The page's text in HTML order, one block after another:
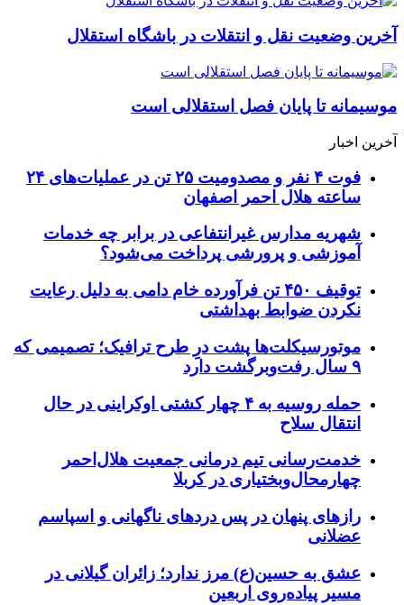
آخرین وضعیت نقل و انتقلات در باشگاه استقلال
موسیمانه تا پایان فصل استقلالی است
آخرین اخبار
فوت ۴ نفر و مصدومیت ۲۵ تن در عملیات‌های ۲۴
ساعته هلال احمر اصفهان
شهریه مدارس غیرانتفاعی در برابر چه خدمات
آموزشی و پرورشی پرداخت می‌شود؟
توقیف ۴۵۰ تن فرآورده خام دامی به دلیل رعایت
نکردن ضوابط بهداشتی
موتورسیکلت‌ها پشت درِ طرح ترافیک؛ تصمیمی که
۹ سال رفت‌وبرگشت دارد
حمله روسیه به ۴ چهار کشتی اوکراینی در حال
انتقال سلاح
خدمت‌رسانی تیم درمانی جمعیت هلال‌احمر
چهارمحال‌وبختیاری در کربلا
رازهای پنهان در پس دردهای ناگهانی و اسپاسم
عضلانی
عشق به حسین(ع) مرز ندارد؛ زائران گیلانی در
مسیر پیاده‌روی اربعین